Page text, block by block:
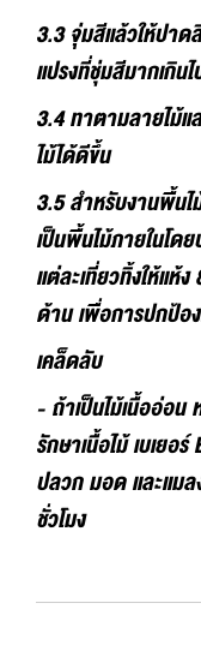
3.3 จุ่มสีแล้วให้ปา
แปรงที่ชุ่มสีมากเกินไ
3.4 ทาตามลายไม้แ
ไม้ได้ดีขึ้น
3.5 สำหรับงานพื้น
เป็นพื้นไม้ภายในโด
แต่ละเที่ยวทิ้งให้แห้
ด้าน เพื่อการปกป้อ
เคล็ดลับ
- ถ้าเป็นไม้เนื้ออ่อ
รักษาเนื้อไม้ เบเยอ
ปลวก มอด และแมล
ชั่วโมง